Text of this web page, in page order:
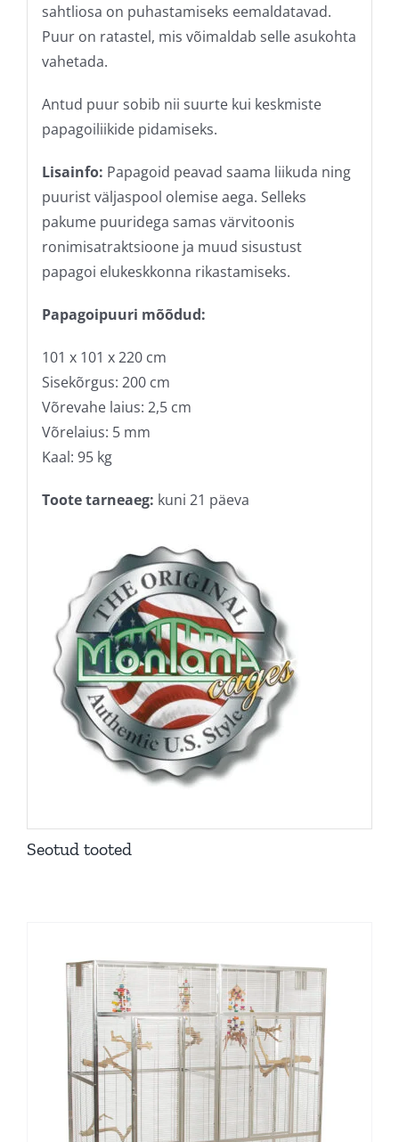
sahtliosa on puhastamiseks eemaldatavad.
Puur on ratastel, mis võimaldab selle asukohta
vahetada.
Antud puur sobib nii suurte kui keskmiste
papagoiliikide pidamiseks.
Lisainfo: Papagoid peavad saama liikuda ning
puurist väljaspool olemise aega. Selleks
pakume puuridega samas värvitoonis
ronimisatraktsioone ja muud sisustust
papagoi elukeskkonna rikastamiseks.
Papagoipuuri mõõdud:
101 x 101 x 220 cm
Sisekõrgus: 200 cm
Võrevahe laius: 2,5 cm
Võrelaius: 5 mm
Kaal: 95 kg
Toote tarneaeg: kuni 21 päeva
Seotud tooted